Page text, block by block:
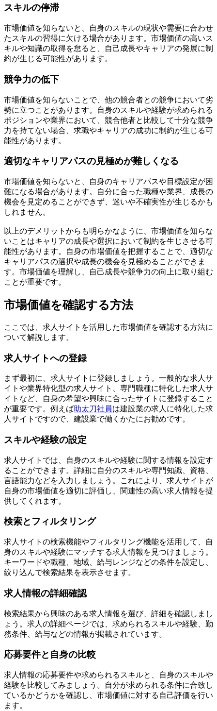
スキルの停滞
市場価値を知らないと、自身のスキルの現状や需要に合わせ
たスキルの習得に欠ける場合があります。市場価値の高いス
キルや知識の取得を怠ると、自己成長やキャリアの発展に制
約が生じる可能性があります。
競争力の低下
市場価値を知らないことで、他の競合者との競争において劣
勢に立つことがあります。自身のスキルや経験が求められる
ポジションや業界において、競合他者と比較して十分な競争
力を持てない場合、求職やキャリアの成功に制約が生じる可
能性があります。
適切なキャリアパスの見極めが難しくなる
市場価値を知らないと、自身のキャリアパスや目標設定が困
難になる場合があります。自分に合った職種や業界、成長の
機会を見定めることができず、迷いや不確実性が生じるかも
しれません。
以上のデメリットからも明らかなように、市場価値を知らな
いことはキャリアの成長や選択において制約を生じさせる可
能性があります。自身の市場価値を把握することで、適切な
キャリアパスの選択や成長の機会を見極めることができま
す。市場価値を理解し、自己成長や競争力の向上に取り組む
ことが重要です。
市場価値を確認する方法
ここでは、求人サイトを活用した市場価値を確認する方法に
ついて解説します。
求人サイトへの登録
まず最初に、求人サイトに登録しましょう。一般的な求人サ
イトや業界特化型の求人サイト、専門職種に特化した求人サ
イトなど、自身の希望や興味に合ったサイトに登録すること
が重要です。例えば助太刀社員は建設業の求人に特化した求
人サイトですので、建設業で働くかたにお勧めです。
スキルや経験の設定
求人サイトでは、自身のスキルや経験に関する情報を設定す
ることができます。詳細に自分のスキルや専門知識、資格、
言語能力などを入力しましょう。これにより、求人サイトが
自身の市場価値を適切に評価し、関連性の高い求人情報を提
供してくれます。
検索とフィルタリング
求人サイトの検索機能やフィルタリング機能を活用して、自
身のスキルや経験にマッチする求人情報を見つけましょう。
キーワードや職種、地域、給与レンジなどの条件を設定し、
絞り込んで検索結果を表示させます。
求人情報の詳細確認
検索結果から興味のある求人情報を選び、詳細を確認しまし
ょう。求人の詳細ページでは、求められるスキルや経験、勤
務条件、給与などの情報が掲載されています。
応募要件と自身の比較
求人情報の応募要件や求められるスキルと、自身のスキルや
経験を比較してみましょう。自分が求められる条件に合致し
ているかどうかを確認し、市場価値に対する自己評価を行い
ます。